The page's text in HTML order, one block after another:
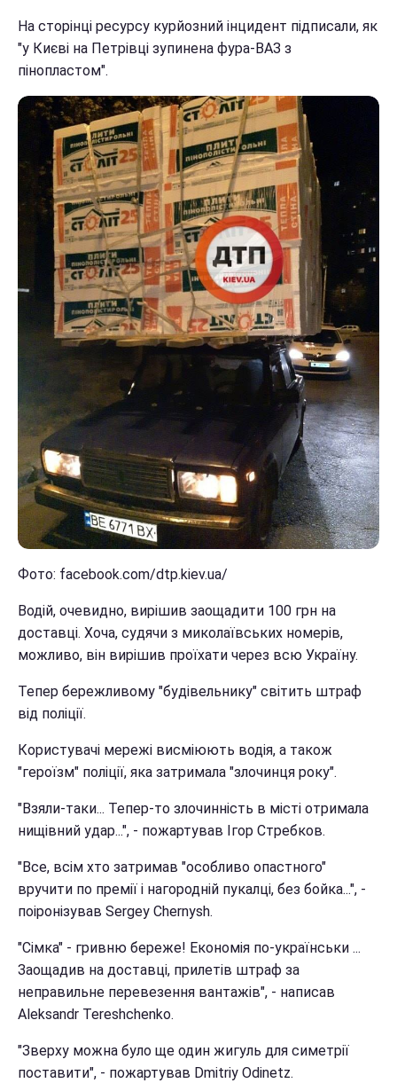
На сторінці ресурсу курйозний інцидент підписали, як
"у Києві на Петрівці зупинена фура-ВАЗ з
пінопластом".
Фото: facebook.com/dtp.kiev.ua/
Водій, очевидно, вирішив заощадити 100 грн на
доставці. Хоча, судячи з миколаївських номерів,
можливо, він вирішив проїхати через всю Україну.
Тепер бережливому "будівельнику" світить штраф
від поліції.
Користувачі мережі висміюють водія, а також
"героїзм" поліції, яка затримала "злочинця року".
"Взяли-таки... Тепер-то злочинність в місті отримала
нищівний удар...", - пожартував Ігор Стребков.
"Все, всім хто затримав "особливо опастного"
вручити по премії і нагородній пукалці, без бойка...", -
поіронізував Sergey Chernysh.
"Сімка" - гривню береже! Економія по-українськи ...
Заощадив на доставці, прилетів штраф за
неправильне перевезення вантажів", - написав
Aleksandr Tereshchenko.
"Зверху можна було ще один жигуль для симетрії
поставити", - пожартував Dmitriy Odinetz.